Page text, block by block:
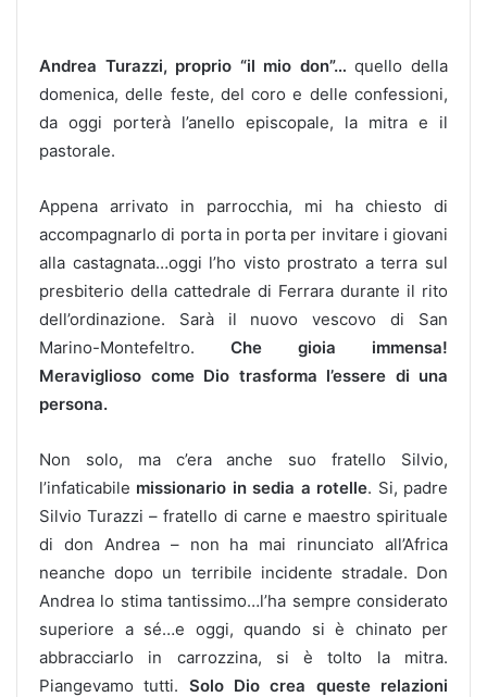
Andrea Turazzi, proprio “il mio don”… quello della
domenica, delle feste, del coro e delle confessioni,
da oggi porterà l’anello episcopale, la mitra e il
pastorale.
Appena arrivato in parrocchia, mi ha chiesto di
accompagnarlo di porta in porta per invitare i giovani
alla castagnata…oggi l’ho visto prostrato a terra sul
presbiterio della cattedrale di Ferrara durante il rito
dell’ordinazione. Sarà il nuovo vescovo di San
Marino-Montefeltro. Che gioia immensa!
Meraviglioso come Dio trasforma l’essere di una
persona.
Non solo, ma c’era anche suo fratello Silvio,
l’infaticabile missionario in sedia a rotelle. Si, padre
Silvio Turazzi – fratello di carne e maestro spirituale
di don Andrea – non ha mai rinunciato all’Africa
neanche dopo un terribile incidente stradale. Don
Andrea lo stima tantissimo…l’ha sempre considerato
superiore a sé…e oggi, quando si è chinato per
abbracciarlo in carrozzina, si è tolto la mitra.
Piangevamo tutti. Solo Dio crea queste relazioni